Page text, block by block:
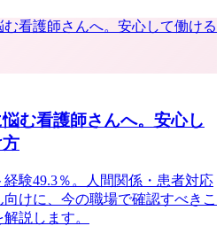
む看護師さんへ。安心し
験49.3％。人間関係・患者対応
けに、今の職場で確認すべきこ
説します。